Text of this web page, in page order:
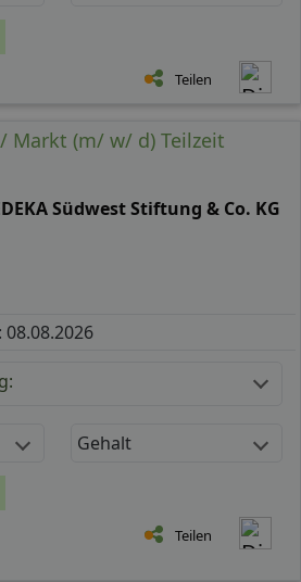
Teilen
Markt (m/ w/ d) Teilzeit
Südwest Stiftung & Co. KG
Gehalt
Teilen